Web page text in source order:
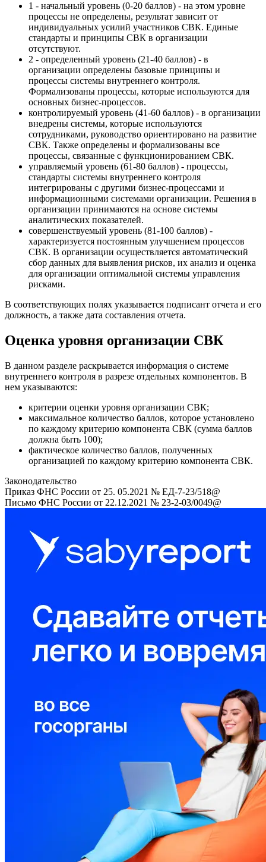
1 - начальный уровень (0-20 баллов) - на этом уровне
процессы не определены, результат зависит от
индивидуальных усилий участников СВК. Единые
стандарты и принципы СВК в организации
отсутствуют.
2 - определенный уровень (21-40 баллов) - в
организации определены базовые принципы и
процессы системы внутреннего контроля.
Формализованы процессы, которые используются для
основных бизнес-процессов.
контролируемый уровень (41-60 баллов) - в организации
внедрены системы, которые используются
сотрудниками, руководство ориентировано на развитие
СВК. Также определены и формализованы все
процессы, связанные с функционированием СВК.
управляемый уровень (61-80 баллов) - процессы,
стандарты системы внутреннего контроля
интегрированы с другими бизнес-процессами и
информационными системами организации. Решения в
организации принимаются на основе системы
аналитических показателей.
совершенствуемый уровень (81-100 баллов) -
характеризуется постоянным улучшением процессов
СВК. В организации осуществляется автоматический
сбор данных для выявления рисков, их анализ и оценка
для организации оптимальной системы управления
рисками.
В соответствующих полях указывается подписант отчета и его
должность, а также дата составления отчета.
Оценка уровня организации СВК
В данном разделе раскрывается информация о системе
внутреннего контроля в разрезе отдельных компонентов. В
нем указываются:
критерии оценки уровня организации СВК;
максимальное количество баллов, которое установлено
по каждому критерию компонента СВК (сумма баллов
должна быть 100);
фактическое количество баллов, полученных
организацией по каждому критерию компонента СВК.
Законодательство
Приказ ФНС России от 25. 05.2021 № ЕД-7-23/518@
Письмо ФНС России от 22.12.2021 № 23-2-03/0049@